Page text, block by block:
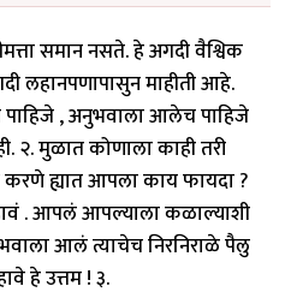
समान नसते. हे अगदी वैश्विक
लहानपणापासुन माहीती आहे.
, अनुभवाला आलेच पाहिजे
२. मुळात कोणाला काही तरी
करणे ह्यात आपला काय फायदा ?
. आपलं आपल्याला कळाल्याशी
आलं त्याचेच निरनिराळे पैलु
हे उत्तम ! ३.